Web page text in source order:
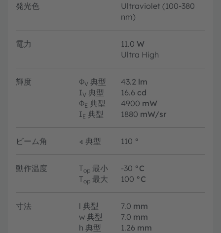
発光色
Ultraviolet (100-380
nm)
電力 11.0 W
Ultra High
輝度 ΦV 典型 43.2 lm
IV 典型 16.6 cd
ΦE 典型 4900 mW
IE 典型 1880 mW/sr
ビーム角 ∢ 典型 110 °
動作温度 Top 最小 -30 °C
Top 最大 100 °C
寸法 l 典型 7.0 mm
w 典型 7.0 mm
h 典型 1.26 mm